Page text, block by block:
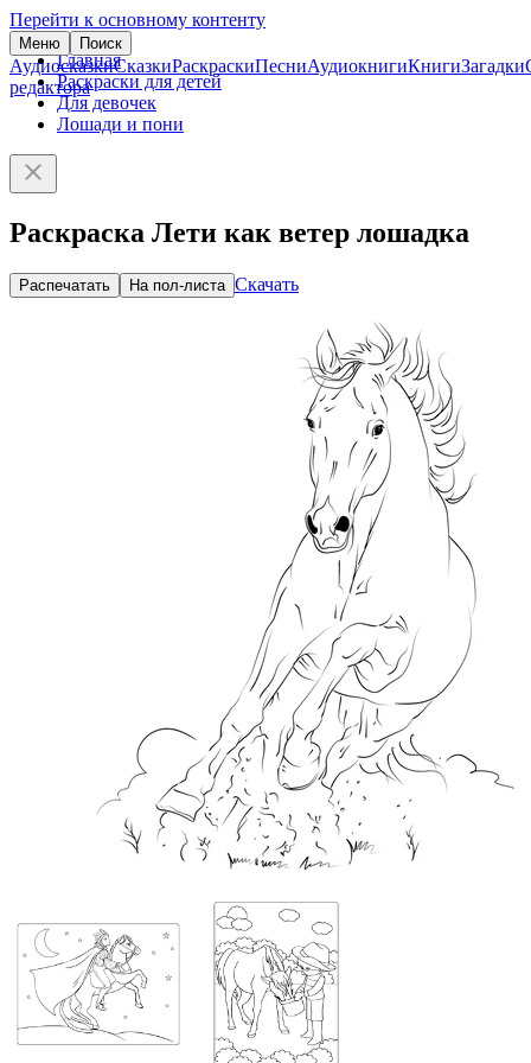
Перейти к основному контенту
Меню Поиск
АудиосказкиСказкиРаскраскиПесниАудиокнигиКнигиЗагадки
редактора
Главная
Раскраски для детей
Для девочек
Лошади и пони
Раскраска Лети как ветер лошадка
Распечатать На пол-листа Скачать